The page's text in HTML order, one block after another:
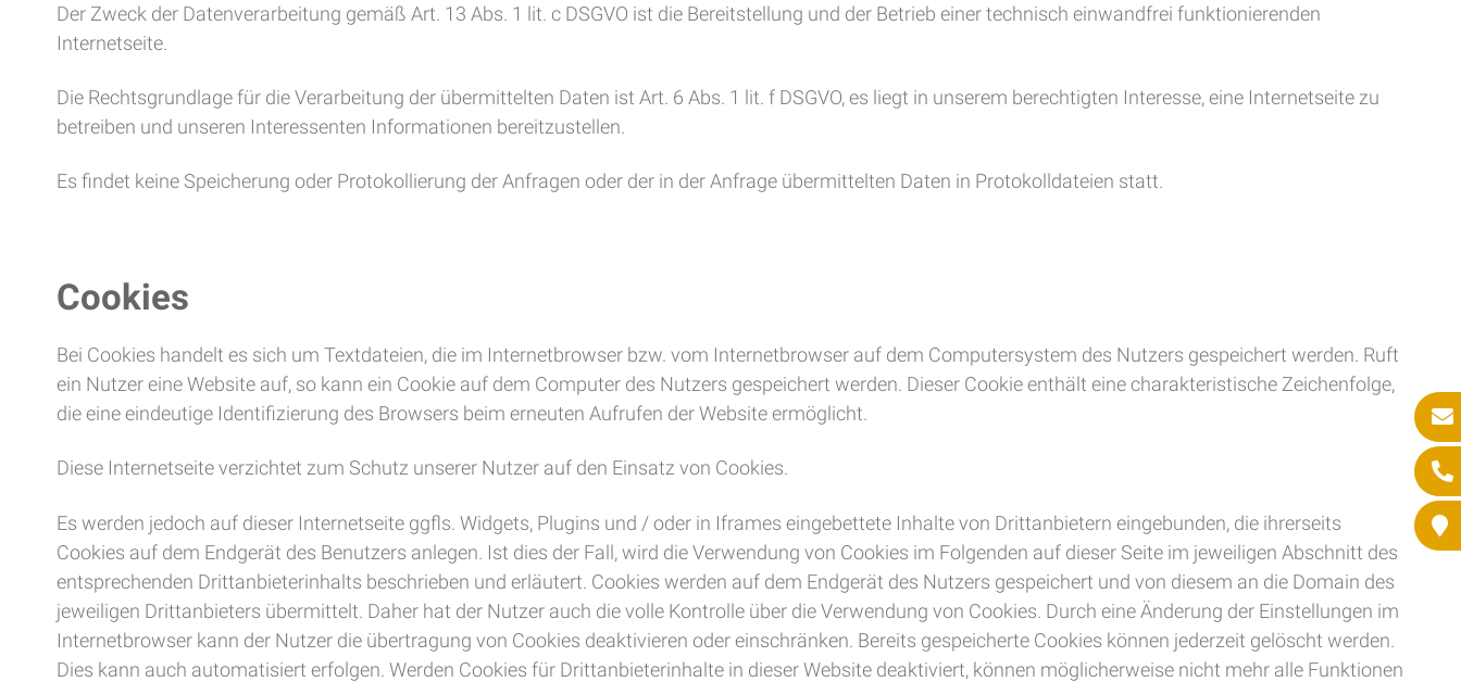
Der Zweck der Datenverarbeitung gemäß Art. 13 Abs. 1 lit. c DSGVO ist die Bereitstellung und der Betrieb einer technisch einwandfrei funktionierenden
Internetseite.
Die Rechtsgrundlage für die Verarbeitung der übermittelten Daten ist Art. 6 Abs. 1 lit. f DSGVO, es liegt in unserem berechtigten Interesse, eine Internetseite zu
betreiben und unseren Interessenten Informationen bereitzustellen.
Es findet keine Speicherung oder Protokollierung der Anfragen oder der in der Anfrage übermittelten Daten in Protokolldateien statt.
Cookies
Bei Cookies handelt es sich um Textdateien, die im Internetbrowser bzw. vom Internetbrowser auf dem Computersystem des Nutzers gespeichert werden. Ruft
ein Nutzer eine Website auf, so kann ein Cookie auf dem Computer des Nutzers gespeichert werden. Dieser Cookie enthält eine charakteristische Zeichenfolge,
die eine eindeutige Identifizierung des Browsers beim erneuten Aufrufen der Website ermöglicht.
Diese Internetseite verzichtet zum Schutz unserer Nutzer auf den Einsatz von Cookies.
Es werden jedoch auf dieser Internetseite ggfls. Widgets, Plugins und / oder in Iframes eingebettete Inhalte von Drittanbietern eingebunden, die ihrerseits
Cookies auf dem Endgerät des Benutzers anlegen. Ist dies der Fall, wird die Verwendung von Cookies im Folgenden auf dieser Seite im jeweiligen Abschnitt des
entsprechenden Drittanbieterinhalts beschrieben und erläutert. Cookies werden auf dem Endgerät des Nutzers gespeichert und von diesem an die Domain des
jeweiligen Drittanbieters übermittelt. Daher hat der Nutzer auch die volle Kontrolle über die Verwendung von Cookies. Durch eine Änderung der Einstellungen im
Internetbrowser kann der Nutzer die übertragung von Cookies deaktivieren oder einschränken. Bereits gespeicherte Cookies können jederzeit gelöscht werden.
Dies kann auch automatisiert erfolgen. Werden Cookies für Drittanbieterinhalte in dieser Website deaktiviert, können möglicherweise nicht mehr alle Funktionen